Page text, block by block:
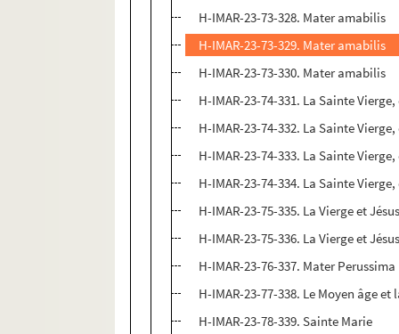
H-IMAR-23-73-328. Mater amabilis
H-IMAR-23-73-329. Mater amabilis
H-IMAR-23-73-330. Mater amabilis
H-IMAR-23-74-331. La Sainte
H-IMAR-23-74-332. La Sainte
H-IMAR-23-74-333. La Sainte
H-IMAR-23-74-334. La Sainte
H-IMAR-23-75-335. La Vierge et
H-IMAR-23-75-336. La Vierge et
H-IMAR-23-76-337. Mater Perussima
H-IMAR-23-77-338. Le Moyen âge et
H-IMAR-23-78-339. Sainte Marie